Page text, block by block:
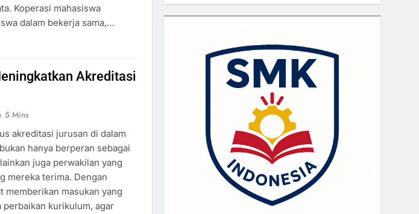
Koperasi mahasiswa
dalam bekerja sama,…
Akreditasi
5 Mins
akreditasi jurusan di dalam
hanya berperan sebagai
juga perwakilan yang
mereka terima. Dengan
memberikan masukan yang
perbaikan kurikulum, agar